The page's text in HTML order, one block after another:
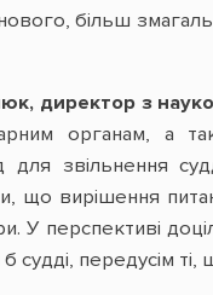
нового, більш
директор з
органам, а
для
що вирішення
У перспективі
судді, передусім